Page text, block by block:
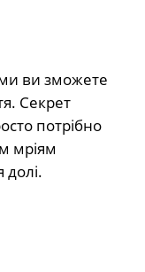
ви зможете
Секрет
потрібно
мріям
долі.